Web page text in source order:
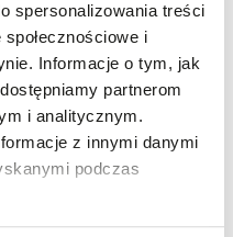
spersonalizowania treści
i
Informacje o tym, jak
partnerom
i analitycznym.
z innymi danymi
podczas
Nowość
LONGINES MASTER
COLLECTION